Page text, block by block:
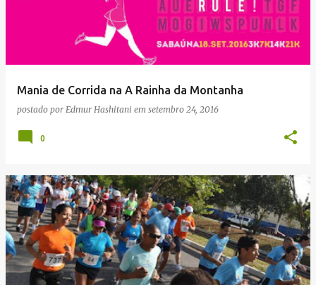
Mania de Corrida na A Rainha da Montanha
postado por Edmur Hashitani em setembro 24, 2016
0